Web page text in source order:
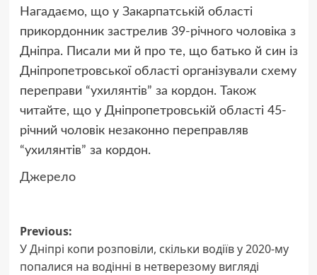
Нагадаємо, що у Закарпатській області
прикордонник застрелив 39-річного чоловіка з
Дніпра. Писали ми й про те, що батько й син із
Дніпропетровської області організували схему
переправи “ухилянтів” за кордон. Також
читайте, що у Дніпропетровській області 45-
річний чоловік незаконно переправляв
“ухилянтів” за кордон.
Джерело
Post
navigation
Previous:
У Дніпрі копи розповіли, скільки водіїв у 2020-му
попалися на водінні в нетверезому вигляді